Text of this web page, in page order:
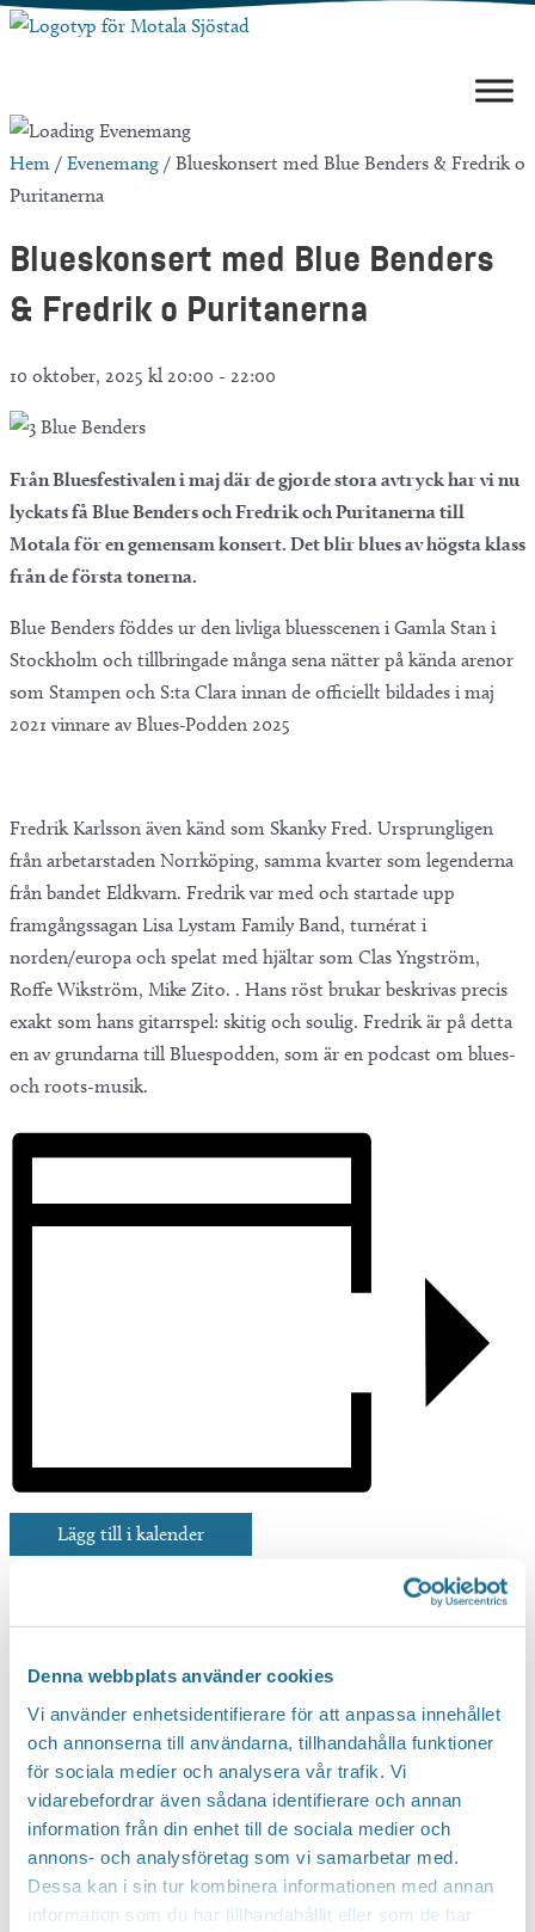
Denna webbplats använder cookies
Vi använder enhetsidentifierare för att anpassa innehållet
och annonserna till användarna, tillhandahålla funktioner
för sociala medier och analysera vår trafik. Vi
vidarebefordrar även sådana identifierare och annan
information från din enhet till de sociala medier och
annons- och analysföretag som vi samarbetar med.
Dessa kan i sin tur kombinera informationen med annan
information som du har tillhandahållit eller som de har
Hoppa
Hem / Evenemang / Blueskonsert med Blue Benders & Fredrik o
Puritanerna
Blueskonsert med Blue Benders
& Fredrik o Puritanerna
10 oktober, 2025 kl 20:00 - 22:00
Från Bluesfestivalen i maj där de gjorde stora avtryck har vi nu
lyckats få Blue Benders och Fredrik och Puritanerna till
Motala för en gemensam konsert. Det blir blues av högsta klass
från de första tonerna.
Blue Benders föddes ur den livliga bluesscenen i Gamla Stan i
Stockholm och tillbringade många sena nätter på kända arenor
som Stampen och S:ta Clara innan de officiellt bildades i maj
2021 vinnare av Blues-Podden 2025
Fredrik Karlsson även känd som Skanky Fred. Ursprungligen
från arbetarstaden Norrköping, samma kvarter som legenderna
från bandet Eldkvarn. Fredrik var med och startade upp
framgångssagan Lisa Lystam Family Band, turnérat i
norden/europa och spelat med hjältar som Clas Yngström,
Roffe Wikström, Mike Zito. . Hans röst brukar beskrivas precis
exakt som hans gitarrspel: skitig och soulig. Fredrik är på detta
en av grundarna till Bluespodden, som är en podcast om blues-
och roots-musik.
Lägg till i kalender